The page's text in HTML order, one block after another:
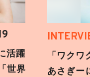
活躍
世界
「ワクワ
あさぎー